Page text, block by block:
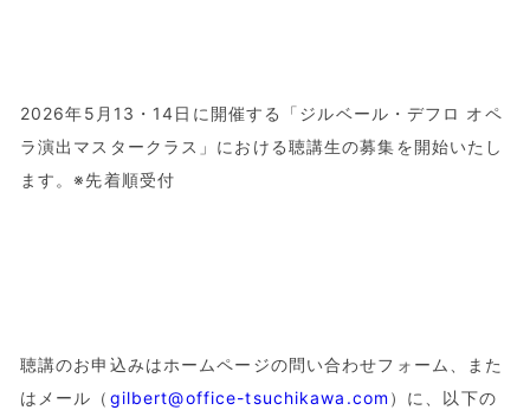
2026年5月13・14日に開催する「ジルベール・デフロ オペ
ラ演出マスタークラス」における聴講生の募集を開始いたし
ます。※先着順受付
聴講のお申込みはホームページの問い合わせフォーム、また
はメール（ gilbert@office-tsuchikawa.com ）に、以下の